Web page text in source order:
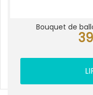
Bouquet de